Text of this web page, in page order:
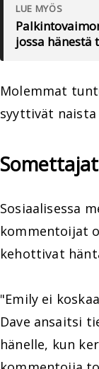
LUE MYÖS
jossa
Molemmat
syyttivät
Sosiaalisessa
kommentoijat
kehottivat
"Emily ei
Dave ansaitsi
hänelle, kun